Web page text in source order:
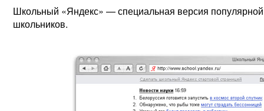
Школьный «Яндекс» — специальная версия популярной
школьников.